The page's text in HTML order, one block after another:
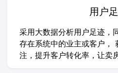
用户
采用大数据分析用户足迹，
存在系统中的业主或客户，
注，提升客户转化率，让卖